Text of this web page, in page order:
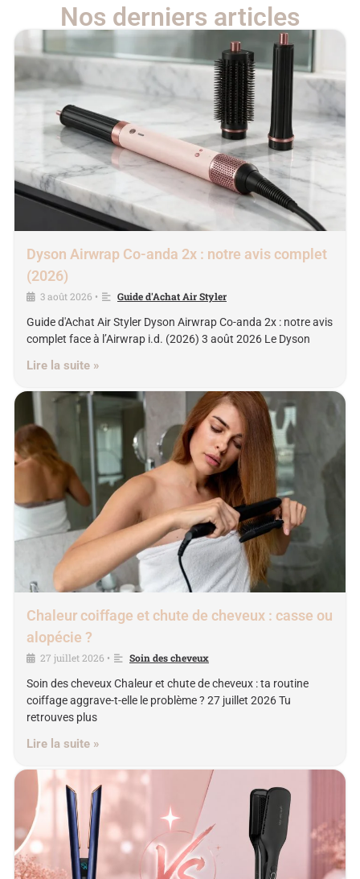
Nos derniers articles
Dyson Airwrap Co-anda 2x : notre avis complet
(2026)
3 août 2026 •
Guide d'Achat Air Styler
Guide d'Achat Air Styler Dyson Airwrap Co-anda 2x : notre avis
complet face à l’Airwrap i.d. (2026) 3 août 2026 Le Dyson
Lire la suite »
Chaleur coiffage et chute de cheveux : casse ou
alopécie ?
27 juillet 2026 •
Soin des cheveux
Soin des cheveux Chaleur et chute de cheveux : ta routine
coiffage aggrave-t-elle le problème ? 27 juillet 2026 Tu
retrouves plus
Lire la suite »